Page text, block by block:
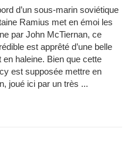
d’un sous-marin soviétique
Ramius met en émoi les
par John McTiernan, ce
est apprêté d’une belle
haleine. Bien que cette
est supposée mettre en
joué ici par un très ...